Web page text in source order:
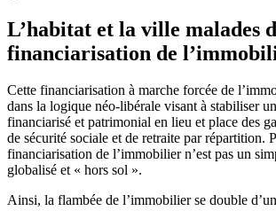
L’habitat et la ville malades
financiarisation de
Cette financiarisation à marche forcée de
dans la logique néo-libérale visant à stabiliser
financiarisé et patrimonial en lieu et place des
de sécurité sociale et de retraite par répartition.
financiarisation de l’immobilier n’est pas un
globalisé et « hors sol ».
Ainsi, la flambée de l’immobilier se double